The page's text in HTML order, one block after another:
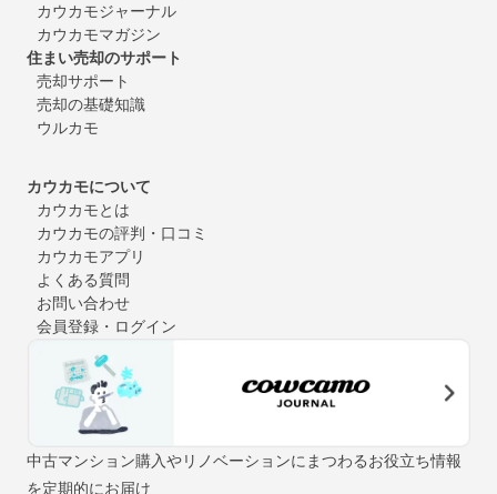
カウカモジャーナル
カウカモマガジン
住まい売却のサポート
売却サポート
売却の基礎知識
ウルカモ
カウカモについて
カウカモとは
カウカモの評判・口コミ
カウカモアプリ
よくある質問
お問い合わせ
会員登録・ログイン
中古マンション購入やリノベーションにまつわるお役立ち情報
を定期的にお届け